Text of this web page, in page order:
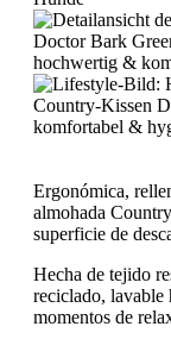
Ergonómica,
almohada
superficie de
Hecha de tejido
reciclado, lavable
momentos de